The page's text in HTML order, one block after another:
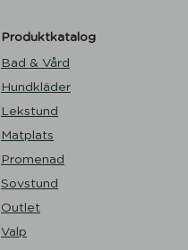
Produktkatalog
Bad & Vård
Hundkläder
Lekstund
Matplats
Promenad
Sovstund
Outlet
Valp